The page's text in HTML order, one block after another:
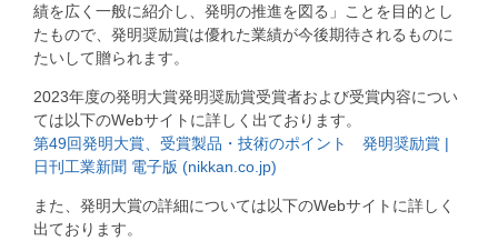
績を広く一般に紹介し、発明の推進を図る」ことを目的とし
たもので、発明奨励賞は優れた業績が今後期待されるものに
たいして贈られます。
2023年度の発明大賞発明奨励賞受賞者および受賞内容につい
ては以下のWebサイトに詳しく出ております。
第49回発明大賞、受賞製品・技術のポイント 発明奨励賞 |
日刊工業新聞 電子版 (nikkan.co.jp)
また、発明大賞の詳細については以下のWebサイトに詳しく
出ております。